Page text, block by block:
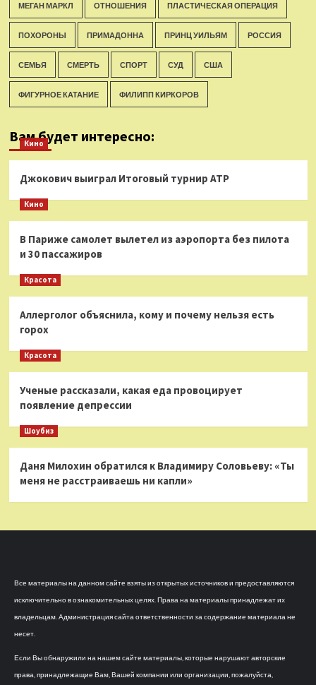
МЕГАН МАРКЛ ОТНОШЕНИЯ ПЛАСТИЧЕСКАЯ ОПЕРАЦИЯ
ПОХОРОНЫ ПРИМАДОННА ПРИНЦ УИЛЬЯМ РОССИЯ
СЕМЬЯ СМЕРТЬ СПОРТ СУД США
ФИГУРНОЕ КАТАНИЕ ФИЛИПП КИРКОРОВ
Вам будет интересно:
Кино
Джокович выиграл Итоговый турнир ATP
Кино
В Париже самолет вылетел из аэропорта без пилота
и 30 пассажиров
Красота
Аллерголог объяснила, кому и почему нельзя есть
горох
Красота
Ученые рассказали, какая еда провоцирует
появление депрессии
Шоубиз
Даня Милохин обратился к Владимиру Соловьеву: «Ты
меня не расстраиваешь ни капли»
Все материалы на данном сайте взяты из открытых источников и предоставляются
исключительно в ознакомительных целях. Права на материалы принадлежат их
владельцам. Администрация сайта ответственности за содержание материала не
несет.
Если Вы обнаружили на нашем сайте материалы, которые нарушают авторские
права, принадлежащие Вам, Вашей компании или организации, пожалуйста,